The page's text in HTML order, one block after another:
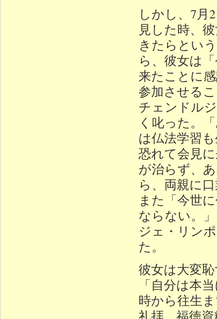
しかし、7月
見した時、
きたらとい
ら、彼女は
来たことに
参加させる
チェンドル
く叱った。
は仏法学習
恐れて会見
が治らず、
ら、両親に
また「今世
ならない。
ジェ・リン
た。
彼女は大変
「自分は本
時から往生
礼拝、福徳